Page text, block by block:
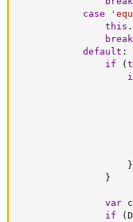
case
this .
break
default :
if
(
}
}
var
if
(